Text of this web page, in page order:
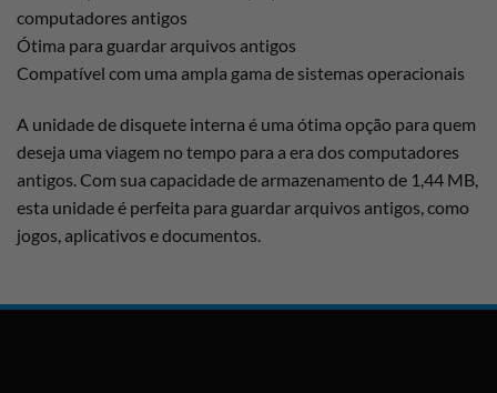
computadores antigos
Ótima para guardar arquivos antigos
Compatível com uma ampla gama de sistemas operacionais
A unidade de disquete interna é uma ótima opção para quem
deseja uma viagem no tempo para a era dos computadores
antigos. Com sua capacidade de armazenamento de 1,44 MB,
esta unidade é perfeita para guardar arquivos antigos, como
jogos, aplicativos e documentos.